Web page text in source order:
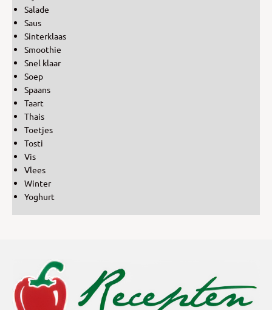
Salade
Saus
Sinterklaas
Smoothie
Snel klaar
Soep
Spaans
Taart
Thais
Toetjes
Tosti
Vis
Vlees
Winter
Yoghurt